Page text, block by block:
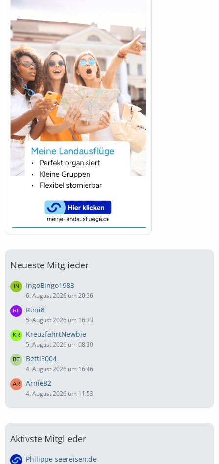
Neueste Mitglieder
IngoBingo1983
6. August 2026 um 20:36
Reni8
5. August 2026 um 16:33
KreuzfahrtNewbie
5. August 2026 um 08:30
Betti3004
4. August 2026 um 16:46
Arnie82
4. August 2026 um 11:53
Aktivste Mitglieder
Philippe seereisen.de